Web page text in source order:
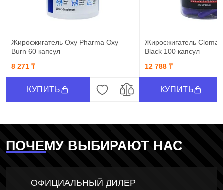
Жиросжигатель Oxy Pharma Oxy
Burn 60 капсул
8 271 ₸
КУПИТЬ
Жиросжигатель Cloma
Black 100 капсул
12 788 ₸
КУПИТЬ
ПОЧЕМУ ВЫБИРАЮТ НАС
ОФИЦИАЛЬНЫЙ ДИЛЕР